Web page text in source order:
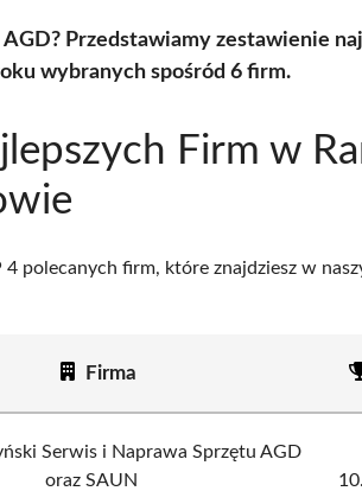
Przedstawiamy zestawienie
wybranych spośród 6 firm.
Firm w
polecanych firm, które znajdziesz w
Firma
Serwis i Naprawa Sprzętu AGD
oraz SAUN